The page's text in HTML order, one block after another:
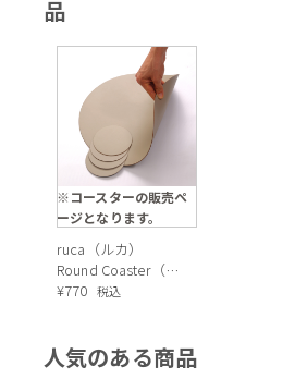
品
※コースターの販売ペ
ージとなります。
ruca（ルカ）
Round Coaster（ラ
ウンドコースタ
¥770 税込
人気のある商品